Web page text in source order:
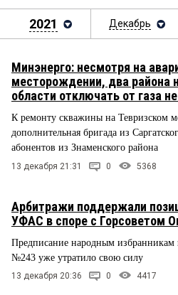
НОВОСТИ КОМПАНИЙ
СТИЛЬ ЖИЗНИ
2021 Декабрь
Минэнерго: несмотря на
месторождении, два района
области отключать от газа
К ремонту скважины на Тевризском
дополнительная бригада из
абонентов из Знаменского района
13 декабря 21:31 0 5368
Арбитражи поддержали
УФАС в споре с Горсоветом
Предписание народным избранникам
№243 уже утратило свою силу
13 декабря 20:36 0 4417